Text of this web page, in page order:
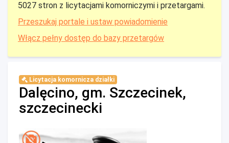
5027 stron z licytacjami komorniczymi i przetargami.
Przeszukaj portale i ustaw powiadomienie
Włącz pełny dostęp do bazy przetargów
Licytacja komornicza działki
Dalęcino, gm. Szczecinek,
szczecinecki